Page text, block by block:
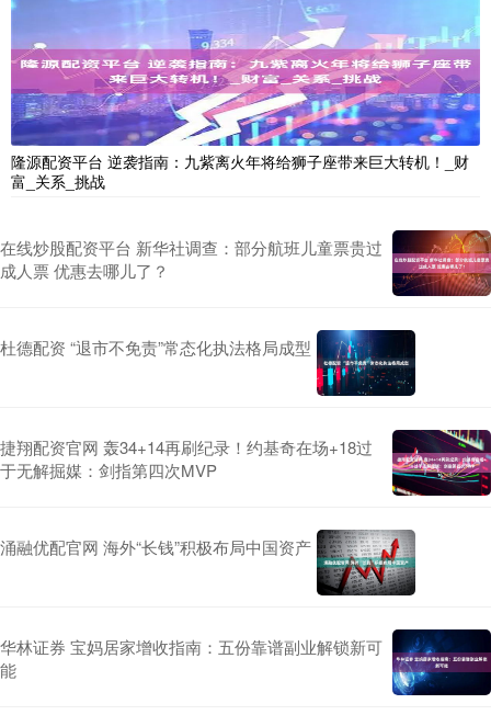
隆源配资平台 逆袭指南：九紫离火年将给狮子座带来巨大转机！_财
富_关系_挑战
在线炒股配资平台 新华社调查：部分航班儿童票贵过
成人票 优惠去哪儿了？
杜德配资 “退市不免责”常态化执法格局成型
捷翔配资官网 轰34+14再刷纪录！约基奇在场+18过
于无解掘媒：剑指第四次MVP
涌融优配官网 海外“长钱”积极布局中国资产
华林证券 宝妈居家增收指南：五份靠谱副业解锁新可
能